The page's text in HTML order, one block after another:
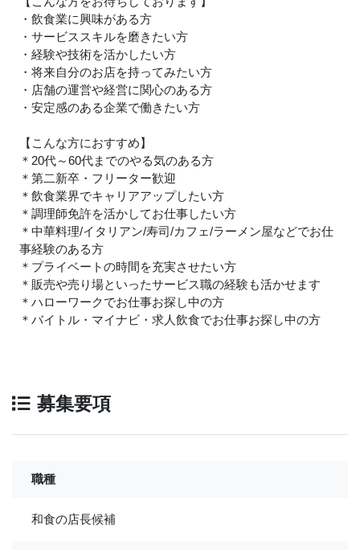
・飲食業に興味がある方
・サービススキルを磨きたい方
・経験や技術を活かしたい方
・将来自分のお店を持ってみたい方
・店舗の運営や経営に関心のある方
・安定感のある企業で働きたい方
【こんな方におすすめ】
＊20代～60代までのやる気のある方
＊第二新卒・フリーター歓迎
＊飲食業界でキャリアアップしたい方
＊調理師免許を活かしてお仕事したい方
＊中華料理/イタリアン/寿司/カフェ/ラーメン屋などでお仕
事経験のある方
＊プライベートの時間を充実させたい方
＊販売や売り場といったサービス職の経験も活かせます
＊ハローワークでお仕事お探し中の方
＊バイトル・マイナビ・求人飲食でお仕事お探し中の方
募集要項
職種
和食の店長候補